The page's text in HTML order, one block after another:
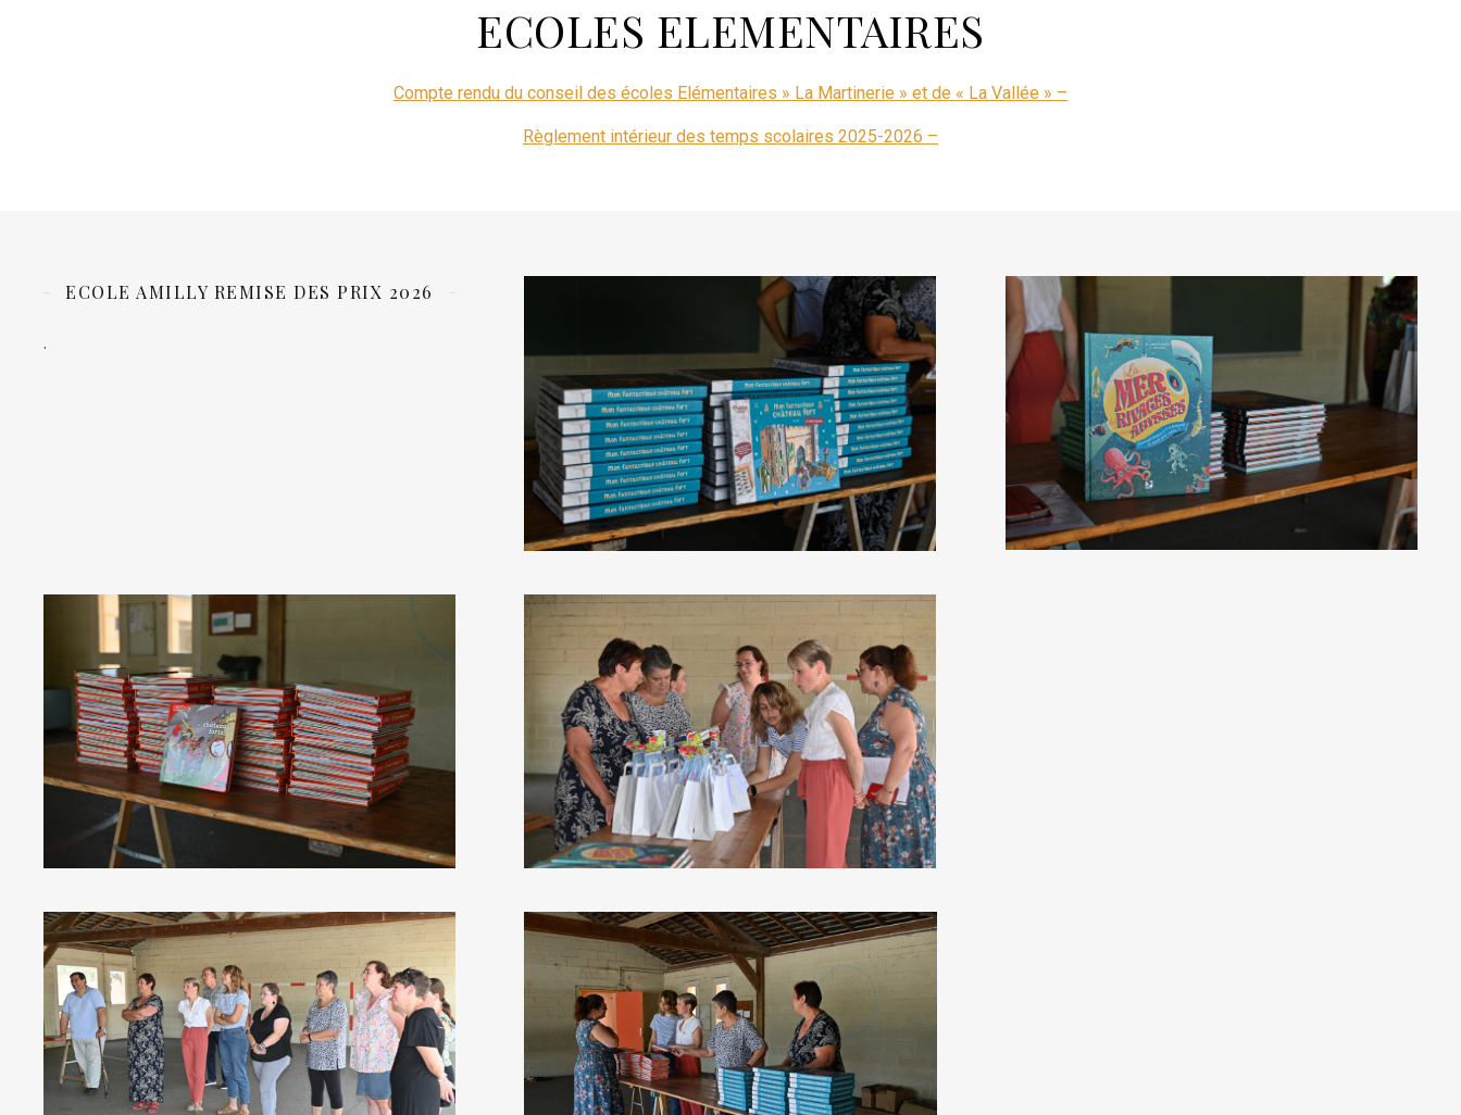
ECOLES ELEMENTAIRES
Compte rendu du conseil des écoles Elémentaires » La Martinerie » et de « La Vallée » –
Règlement intérieur des temps scolaires 2025-2026 –
ECOLE AMILLY REMISE DES PRIX 2026
.